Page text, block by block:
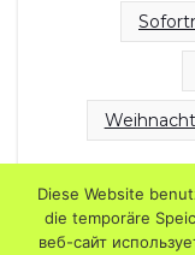
Diese Website
die temporäre
веб-сайт